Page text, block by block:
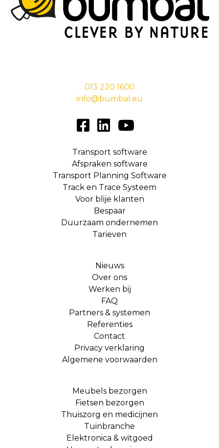
013 220 1600
info@bumbal.eu
Transport software
Afspraken software
Transport Planning Software
Track en Trace Systeem
Voor blije klanten
Bespaar
Duurzaam ondernemen
Tarieven
Nieuws
Over ons
Werken bij
FAQ
Partners & systemen
Referenties
Contact
Privacy verklaring
Algemene voorwaarden
Meubels bezorgen
Fietsen bezorgen
Thuiszorg en medicijnen
Tuinbranche
Elektronica & witgoed